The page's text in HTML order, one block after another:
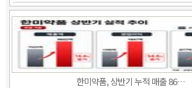
한미약품, 상반기 누적 매출 86…